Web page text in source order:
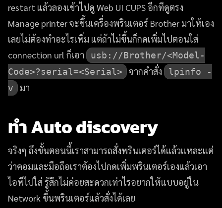
restart แล้วลองเข้าไปดู Web UI CUPS อีกทีดูตรง
Manage printer จะขึ้นเครื่องพรินเตอร์ Brother มาให้เอง
เลยไม่ต้องทำอะไรเพิ่ม แต่ถ้าไม่ขึ้นก็กดเพิ่มไปตอนใส่
connection url ก็เอา
usb://Brother/<Model-
Code>?serial=<Serial>
จากคำสั่ง
lpinfo -
v
มา
ทำ Auto discovery
จริงๆ ถึงขั้นตอนนี้เราสามารถสั่งพรินเตอร์ได้แล้วแหละแต่
ว่าคอมและมือถือเราต้องไปกดเพิ่มพรินเตอร์เองแล้วเอา
ไอพีไปใส่ รู้สึกไม่ค่อยสะดวกเท่าไรอยากให้แบบอยู่ใน
Network ขึ้นพรินเตอร์แล้วสั่งได้เลย